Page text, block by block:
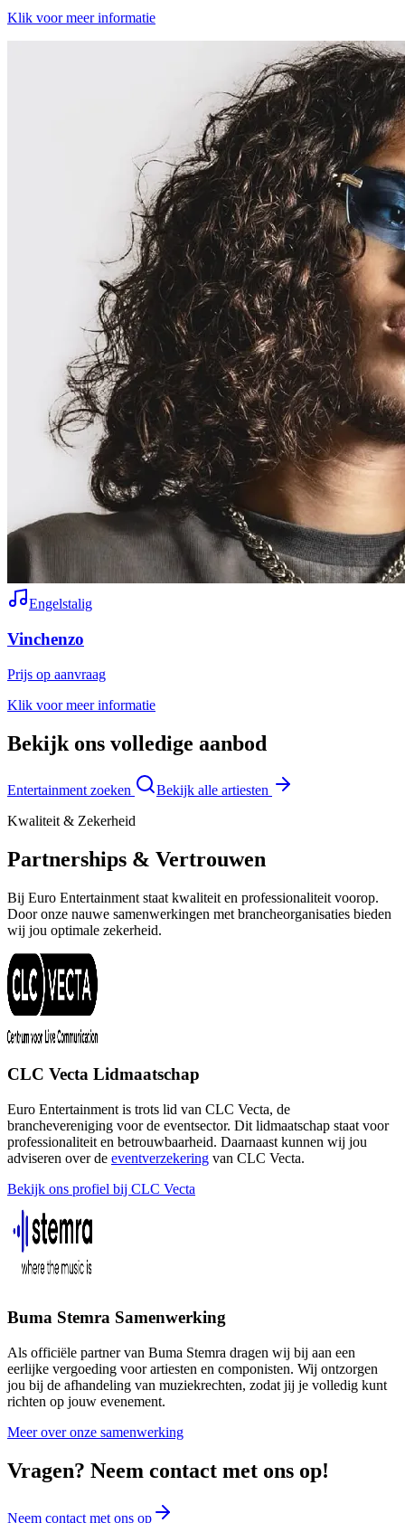
Klik voor meer informatie
Engelstalig
Vinchenzo
Prijs op aanvraag
Klik voor meer informatie
Bekijk ons volledige aanbod
Entertainment zoeken
Bekijk alle artiesten
Kwaliteit & Zekerheid
Partnerships & Vertrouwen
Bij Euro Entertainment staat kwaliteit en professionaliteit voorop.
Door onze nauwe samenwerkingen met brancheorganisaties bieden
wij jou optimale zekerheid.
CLC Vecta Lidmaatschap
Euro Entertainment is trots lid van CLC Vecta, de
branchevereniging voor de eventsector. Dit lidmaatschap staat voor
professionaliteit en betrouwbaarheid. Daarnaast kunnen wij jou
adviseren over de eventverzekering van CLC Vecta.
Bekijk ons profiel bij CLC Vecta
Buma Stemra Samenwerking
Als officiële partner van Buma Stemra dragen wij bij aan een
eerlijke vergoeding voor artiesten en componisten. Wij ontzorgen
jou bij de afhandeling van muziekrechten, zodat jij je volledig kunt
richten op jouw evenement.
Meer over onze samenwerking
Vragen? Neem contact met ons op!
Neem contact met ons op